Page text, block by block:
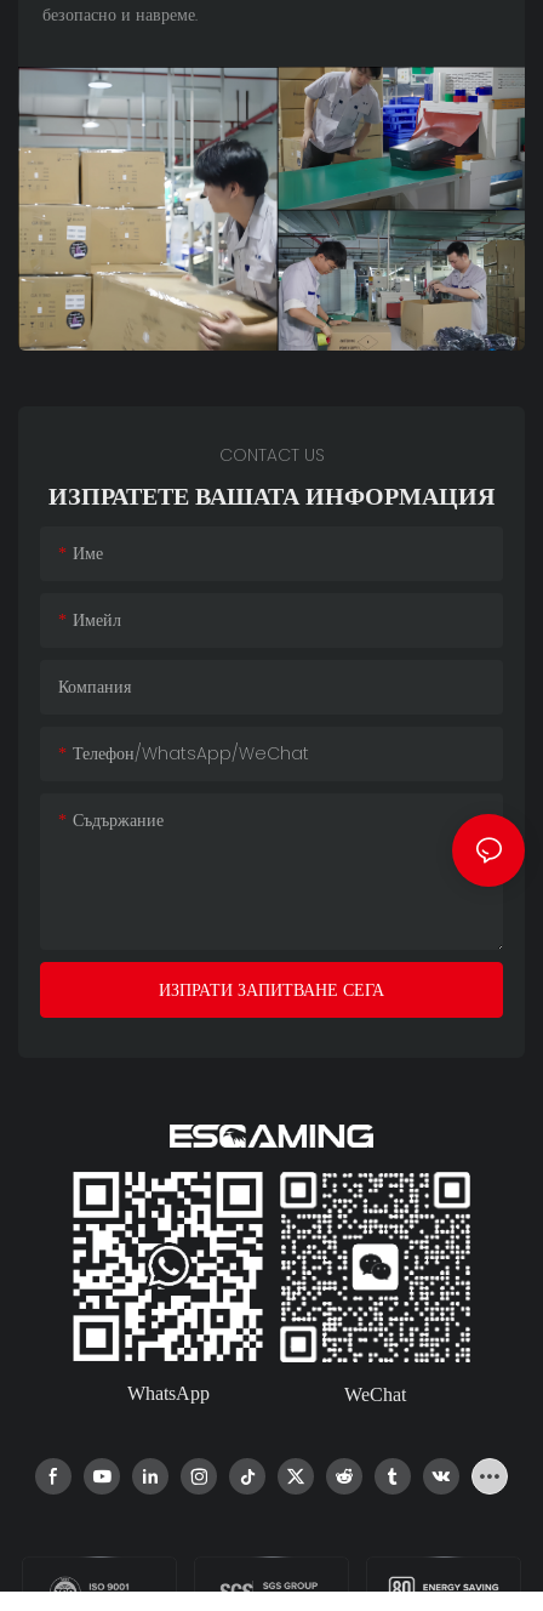
безопасно и навреме.
CONTACT US
ИЗПРАТЕТЕ ВАШАТА ИНФОРМАЦИЯ
Име
Имейл
Компания
Телефон/WhatsApp/WeChat
Съдържание
ИЗПРАТИ ЗАПИТВАНЕ СЕГА
WhatsApp WeChat